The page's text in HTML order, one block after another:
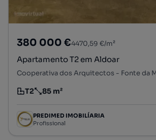
380 000 €4470,59 €/m²
Apartamento T2 em Aldoar
Tipologia
T2
Preço por metro quadrado
85 m²
PREDIMED IMOBILÍARIA
Profissional